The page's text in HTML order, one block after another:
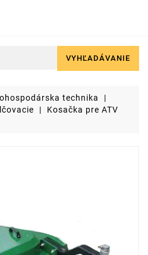
VYHĽADÁVANIE
technika
Kosačka pre ATV